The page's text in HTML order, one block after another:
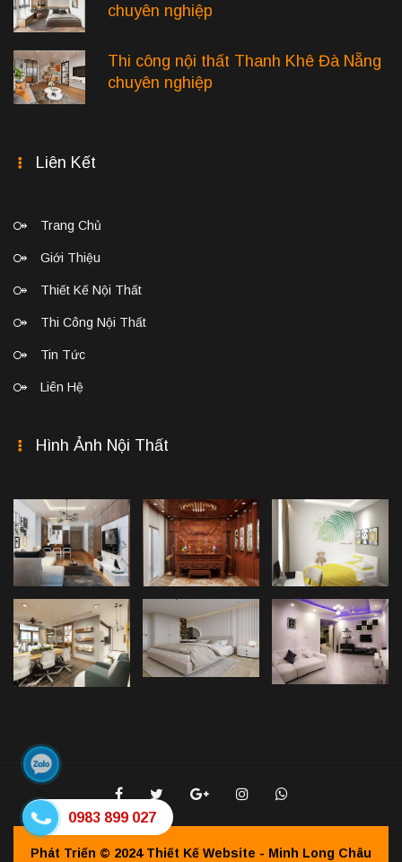
0983 899 027
chuyên nghiệp
Thi công nội thất Thanh Khê Đà Nẵng
chuyên nghiệp
Liên Kết
Trang Chủ
Giới Thiệu
Thiết Kế Nội Thất
Thi Công Nội Thất
Tin Tức
Liên Hệ
Hình Ảnh Nội Thất
Phát Triển © 2024 Thiết Kế Website - Minh Long Châu